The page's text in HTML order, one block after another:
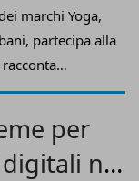
marchi Yoga,
partecipa alla
triennale di
per
nel